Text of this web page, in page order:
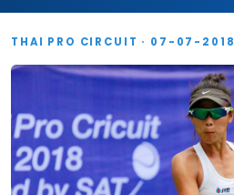
THAI PRO CIRCUIT · 07-07-2018